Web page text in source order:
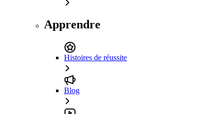
Apprendre
Histoires de réussite
Blog